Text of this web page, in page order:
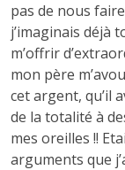
pas de nous
j’imaginais déjà
m’offrir
mon père
cet argent, qu’il
de la totalité à
mes oreilles !!
arguments que